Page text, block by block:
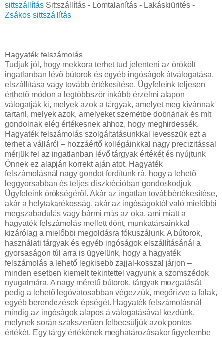
sittszállítás Sittszállítás - Lomtalanítás - Lakáskiürités -
Zsákos sittszállítás
Hagyaték felszámolás
Tudjuk jól, hogy mekkora terhet tud jelenteni az örökölt
ingatlanban lévő bútorok és egyéb ingóságok átválogatása,
elszállítása vagy tovább értékesítése. Ügyfeleink teljesen
érthető módon a legtöbbször inkább érzelmi alapon
válogatják ki, melyek azok a tárgyak, amelyet meg kívánnak
tartani, melyek azok, amelyeket szemétbe dobnának és mit
gondolnak elég értékesnek ahhoz, hogy meghirdessék.
Hagyaték felszámolás szolgáltatásunkkal levesszük ezt a
terhet a válláról – hozzáértő kollégáinkkal nagy precizitással
mérjük fel az ingatlanban lévő tárgyak értékét és nyújtunk
Önnek ez alapján korrekt ajánlatot. Hagyaték
felszámolásnál nagy gondot fordítunk rá, hogy a lehető
leggyorsabban és teljes diszkrécióban gondoskodjuk
Ügyfeleink örökségéről. Akár az ingatlan továbbértékesítése,
akár a helytakarékosság, akár az ingóságoktól való mielőbbi
megszabadulás vagy bármi más az oka, ami miatt a
hagyaték felszámolás mellett dönt, munkatársainkkal
kizárólag a mielőbbi megoldásra fókuszálunk. A bútorok,
használati tárgyak és egyéb ingóságok elszállításánál a
gyorsaságon túl arra is ügyelünk, hogy a hagyaték
felszámolás a lehető legkisebb zajjal-kosszal járjon –
minden esetben kiemelt tekintettel vagyunk a szomszédok
nyugalmára. A nagy méretű bútorok, tárgyak mozgatását
pedig a lehető legóvatosabban végezzük, megőrizve a falak,
egyéb berendezések épségét. Hagyaték felszámolásnál
mindig az ingóságok alapos átválogatásával kezdünk,
melynek során szakszerűen felbecsüljük azok pontos
értékét. Egy tárgy értékének meghatározásakor figyelembe